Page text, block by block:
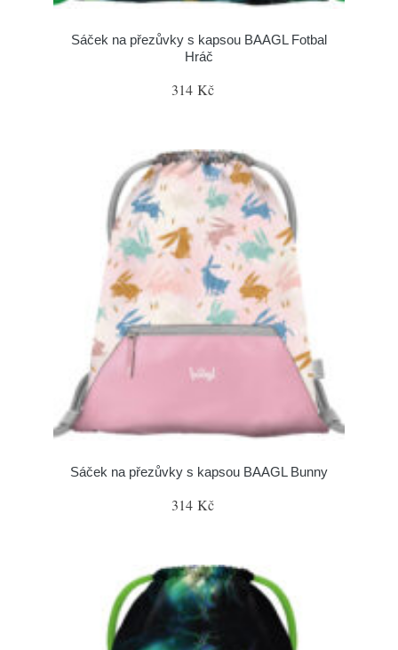
Sáček na přezůvky s kapsou BAAGL Fotbal
Hráč
314 Kč
Sáček na přezůvky s kapsou BAAGL Bunny
314 Kč